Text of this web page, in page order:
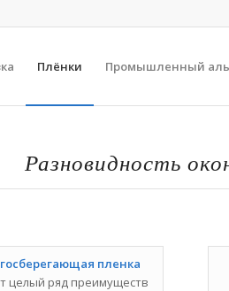
Плёнки Промышленный
Разновидность
пленка
целый ряд преимуществ